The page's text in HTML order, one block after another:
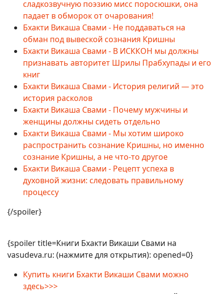
сладкозвучную поэзию мисс поросюшки, она
падает в обморок от очарования!
Бхакти Викаша Свами - Не поддаваться на
обман под вывеской сознания Кришны
Бхакти Викаша Свами - В ИСККОН мы должны
признавать авторитет Шрилы Прабхупады и его
книг
Бхакти Викаша Свами - История религий — это
история расколов
Бхакти Викаша Свами - Почему мужчины и
женщины должны сидеть отдельно
Бхакти Викаша Свами - Мы хотим широко
распространить сознание Кришны, но именно
сознание Кришны, а не что-то другое
Бхакти Викаша Свами - Рецепт успеха в
духовной жизни: следовать правильному
процессу
{/spoiler}
{spoiler title=Книги Бхакти Викаши Свами на
vasudeva.ru: (нажмите для открытия): opened=0}
Купить книги Бхакти Викаши Свами можно
здесь>>>